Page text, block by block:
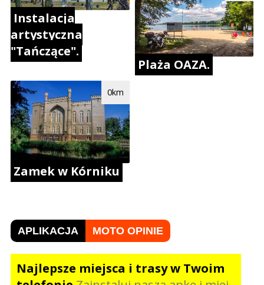
Instalacja
artystyczna
"Tańczące".
Zamek w Kórniku
0km
Plaża OAZA.
APLIKACJA MOTO OPINIE
Najlepsze miejsca i trasy w Twoim